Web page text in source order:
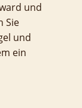
und
Sie
und
ein